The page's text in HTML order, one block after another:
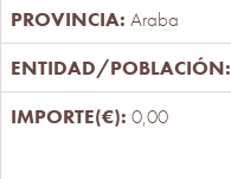
Araba
0,00